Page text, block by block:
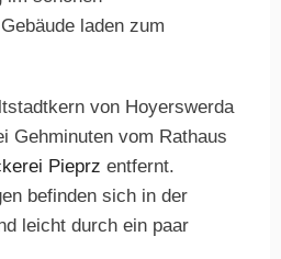
laden zum
von Hoyerswerda
Gehminuten vom Rathaus
Pieprz entfernt.
befinden sich in der
leicht durch ein paar